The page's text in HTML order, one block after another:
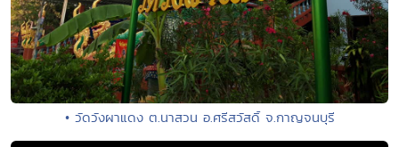
• วัดวังผาแดง ต.นาสวน อ.ศรีสวัสดิ์ จ.กาญจนบุรี